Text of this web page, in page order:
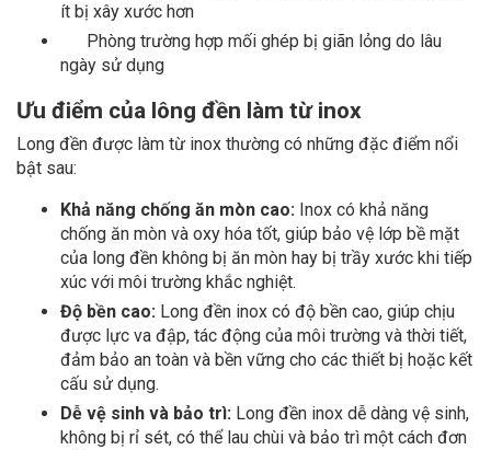
ít bị xây xước hơn
Phòng trường hợp mối ghép bị giãn lỏng do lâu
ngày sử dụng
Ưu điểm của lông đền làm từ inox
Long đền được làm từ inox thường có những đặc điểm nổi
bật sau:
Khả năng chống ăn mòn cao: Inox có khả năng
chống ăn mòn và oxy hóa tốt, giúp bảo vệ lớp bề mặt
của long đền không bị ăn mòn hay bị trầy xước khi tiếp
xúc với môi trường khắc nghiệt.
Độ bền cao: Long đền inox có độ bền cao, giúp chịu
được lực va đập, tác động của môi trường và thời tiết,
đảm bảo an toàn và bền vững cho các thiết bị hoặc kết
cấu sử dụng.
Dễ vệ sinh và bảo trì: Long đền inox dễ dàng vệ sinh,
không bị rỉ sét, có thể lau chùi và bảo trì một cách đơn